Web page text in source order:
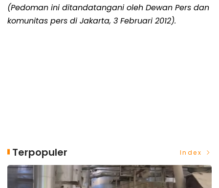
(Pedoman ini ditandatangani oleh Dewan Pers dan
komunitas pers di Jakarta, 3 Februari 2012).
Terpopuler Index